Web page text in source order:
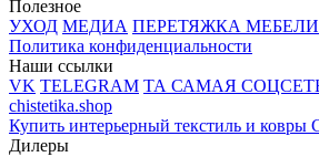
Полезное
УХОД МЕДИА ПЕРЕТЯЖКА МЕБЕЛИ
Политика конфиденциальности
Наши ссылки
VK TELEGRAM ТА САМАЯ
chistetika.shop
Купить интерьерный текстиль и ковры
Дилеры